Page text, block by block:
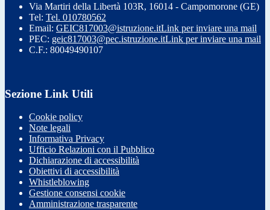
Via Martiri della Libertà 103R, 16014 - Campomorone (GE)
Tel: Tel. 010780562
Email: GEIC817003@istruzione.itLink per inviare una mail
PEC: geic817003@pec.istruzione.itLink per inviare una mail
C.F.: 80049490107
Sezione Link Utili
Cookie policy
Note legali
Informativa Privacy
Ufficio Relazioni con il Pubblico
Dichiarazione di accessibilità
Obiettivi di accessibilità
Whistleblowing
Gestione consensi cookie
Amministrazione trasparente